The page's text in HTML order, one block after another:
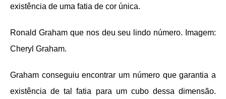
existência de uma fatia de cor única.
Ronald Graham que nos deu seu lindo número. Imagem:
Cheryl Graham.
Graham conseguiu encontrar um número que garantia a
existência de tal fatia para um cubo dessa dimensão.